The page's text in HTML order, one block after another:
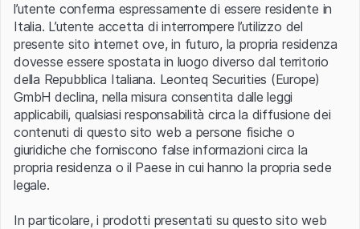
Errore del server.
l’utente conferma espressamente di essere residente in
Italia. L’utente accetta di interrompere l’utilizzo del
presente sito internet ove, in futuro, la propria residenza
dovesse essere spostata in luogo diverso dal territorio
della Repubblica Italiana. Leonteq Securities (Europe)
GmbH declina, nella misura consentita dalle leggi
applicabili, qualsiasi responsabilità circa la diffusione dei
contenuti di questo sito web a persone fisiche o
giuridiche che forniscono false informazioni circa la
propria residenza o il Paese in cui hanno la propria sede
legale.
In particolare, i prodotti presentati su questo sito web